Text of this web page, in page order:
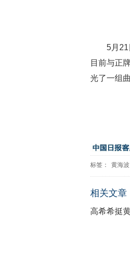
5月21
目前与正
光了一组
标签： 黄海波
相关文章
高希希挺